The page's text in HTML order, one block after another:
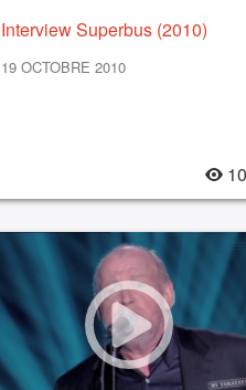
Interview Superbus (2010)
19 OCTOBRE 2010